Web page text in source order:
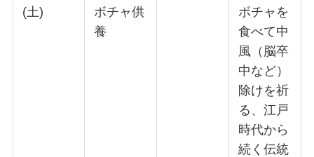
(土)
ボチャ供
養
ボチャを
食べて中
風（脳卒
中など）
除けを祈
る、江戸
時代から
続く伝統